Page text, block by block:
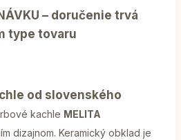
– doručenie trvá
type tovaru
od slovenského
kachle MELITA
dizajnom. Keramický obklad je